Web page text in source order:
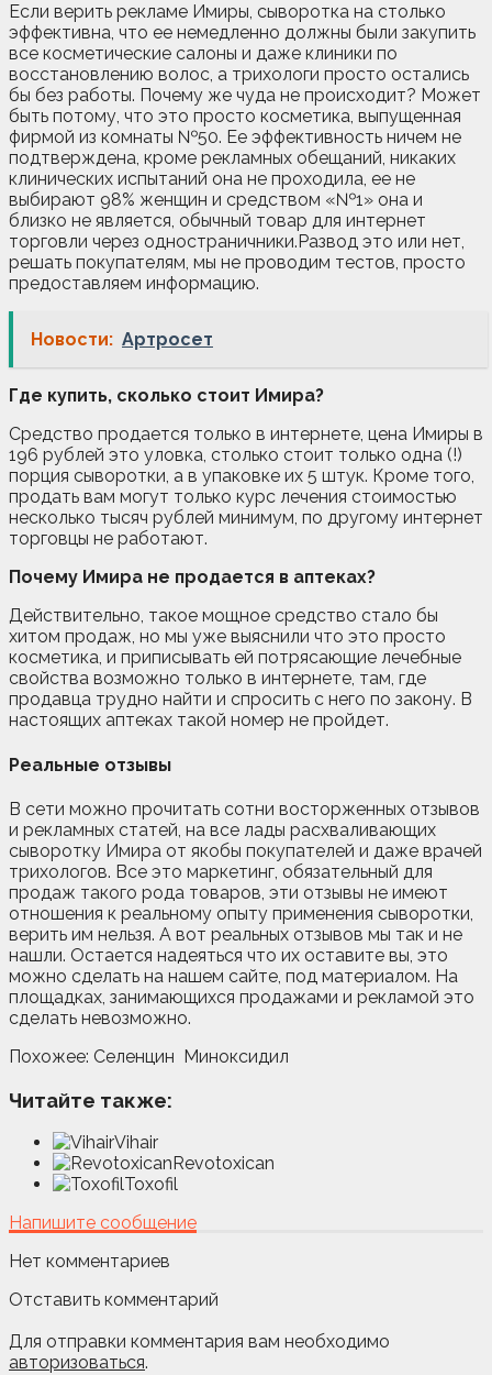
Если верить рекламе Имиры, сыворотка на столько
эффективна, что ее немедленно должны были закупить
все косметические салоны и даже клиники по
восстановлению волос, а трихологи просто остались
бы без работы. Почему же чуда не происходит? Может
быть потому, что это просто косметика, выпущенная
фирмой из комнаты №50. Ее эффективность ничем не
подтверждена, кроме рекламных обещаний, никаких
клинических испытаний она не проходила, ее не
выбирают 98% женщин и средством «№1» она и
близко не является, обычный товар для интернет
торговли через одностраничники.Развод это или нет,
решать покупателям, мы не проводим тестов, просто
предоставляем информацию.
Новости: Артросет
Где купить, сколько стоит Имира?
Средство продается только в интернете, цена Имиры в
196 рублей это уловка, столько стоит только одна (!)
порция сыворотки, а в упаковке их 5 штук. Кроме того,
продать вам могут только курс лечения стоимостью
несколько тысяч рублей минимум, по другому интернет
торговцы не работают.
Почему Имира не продается в аптеках?
Действительно, такое мощное средство стало бы
хитом продаж, но мы уже выяснили что это просто
косметика, и приписывать ей потрясающие лечебные
свойства возможно только в интернете, там, где
продавца трудно найти и спросить с него по закону. В
настоящих аптеках такой номер не пройдет.
Реальные отзывы
В сети можно прочитать сотни восторженных отзывов
и рекламных статей, на все лады расхваливающих
сыворотку Имира от якобы покупателей и даже врачей
трихологов. Все это маркетинг, обязательный для
продаж такого рода товаров, эти отзывы не имеют
отношения к реальному опыту применения сыворотки,
верить им нельзя. А вот реальных отзывов мы так и не
нашли. Остается надеяться что их оставите вы, это
можно сделать на нашем сайте, под материалом. На
площадках, занимающихся продажами и рекламой это
сделать невозможно.
Похожее: Селенцин Миноксидил
Читайте также:
Vihair
Revotoxican
Toxofil
Напишите сообщение
Нет комментариев
Отставить комментарий
Для отправки комментария вам необходимо
авторизоваться.